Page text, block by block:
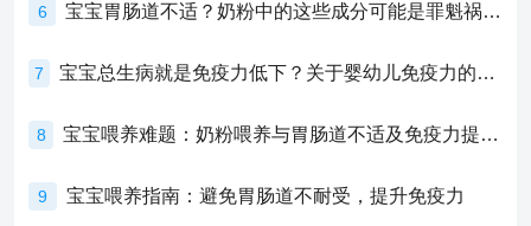
6 宝宝胃肠道不适？奶粉中的这些成分可能是罪魁祸首！
7 宝宝总生病就是免疫力低下？关于婴幼儿免疫力的真相，家长必须了解！
8 宝宝喂养难题：奶粉喂养与胃肠道不适及免疫力提升的奥秘
9 宝宝喂养指南：避免胃肠道不耐受，提升免疫力